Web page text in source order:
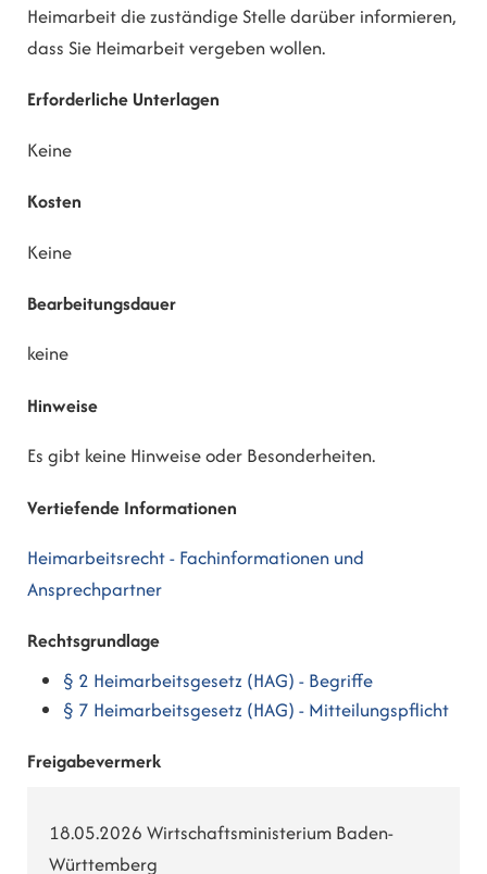
Heimarbeit die zuständige Stelle darüber informieren,
dass Sie Heimarbeit vergeben wollen.
Erforderliche Unterlagen
Keine
Kosten
Keine
Bearbeitungsdauer
keine
Hinweise
Es gibt keine Hinweise oder Besonderheiten.
Vertiefende Informationen
Heimarbeitsrecht - Fachinformationen und
Ansprechpartner
Rechtsgrundlage
§ 2 Heimarbeitsgesetz (HAG) - Begriffe
§ 7 Heimarbeitsgesetz (HAG) - Mitteilungspflicht
Freigabevermerk
18.05.2026 Wirtschaftsministerium Baden-
Württemberg